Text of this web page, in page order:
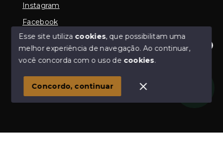
Olá! Estamos disponíveis para te ajudar.
Instagram
Facebook
© Copyright 2026 - Claudia Nakamura - Corretora de
SITE PARA IMOBILIARIA
Esse site utiliza cookies, que possibilitam uma
melhor experiência de navegação.Ao continuar,
você concorda com o uso de cookies.
Concordo, continuar